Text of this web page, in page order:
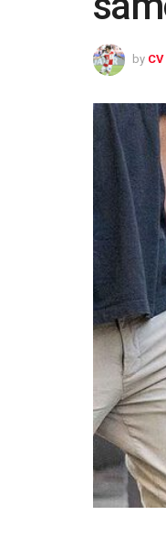
by CV